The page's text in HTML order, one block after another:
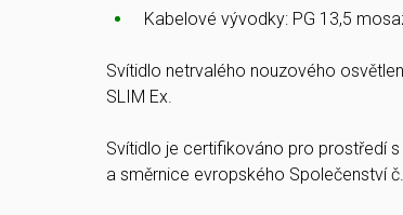
Kabelové vývodky: PG 13,5
Svítidlo netrvalého nouzového
SLIM Ex.
Svítidlo je certifikováno pro prostředí
a směrnice evropského Společenství